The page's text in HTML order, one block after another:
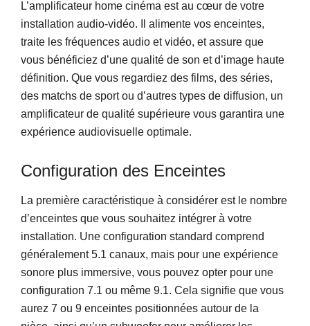
L’amplificateur home cinéma est au cœur de votre
installation audio-vidéo. Il alimente vos enceintes,
traite les fréquences audio et vidéo, et assure que
vous bénéficiez d’une qualité de son et d’image haute
définition. Que vous regardiez des films, des séries,
des matchs de sport ou d’autres types de diffusion, un
amplificateur de qualité supérieure vous garantira une
expérience audiovisuelle optimale.
Configuration des Enceintes
La première caractéristique à considérer est le nombre
d’enceintes que vous souhaitez intégrer à votre
installation. Une configuration standard comprend
généralement 5.1 canaux, mais pour une expérience
sonore plus immersive, vous pouvez opter pour une
configuration 7.1 ou même 9.1. Cela signifie que vous
aurez 7 ou 9 enceintes positionnées autour de la